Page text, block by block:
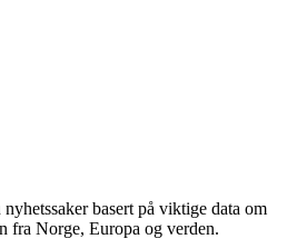
basert på viktige data om
fra Norge, Europa og verden.